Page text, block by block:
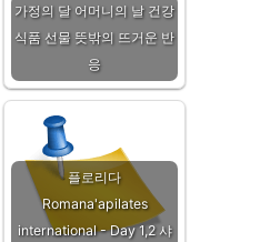
가정의 달 어머니의 날 건강
식품 선물 뜻밖의 뜨거운 반
응
플로리다
Romana'apilates
international - Day 1,2 샤